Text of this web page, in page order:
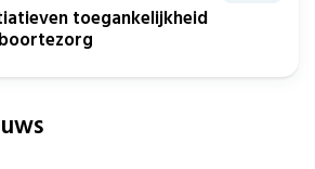
toegankelijkheid